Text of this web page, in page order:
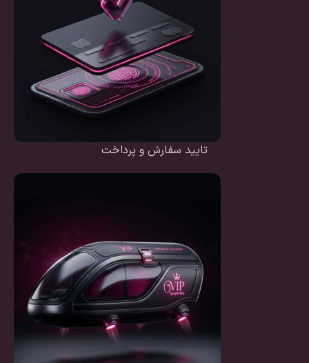
تایید سفارش و پرداخت